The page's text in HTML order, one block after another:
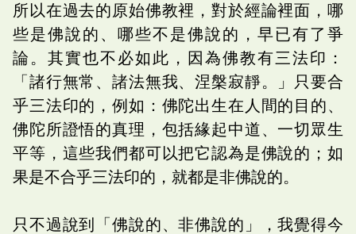
所以在過去的原始佛教裡，對於經論裡面，哪
些是佛說的、哪些不是佛說的，早已有了爭
論。其實也不必如此，因為佛教有三法印：
「諸行無常、諸法無我、涅槃寂靜。」只要合
乎三法印的，例如：佛陀出生在人間的目的、
佛陀所證悟的真理，包括緣起中道、一切眾生
平等，這些我們都可以把它認為是佛說的；如
果是不合乎三法印的，就都是非佛說的。
只不過說到「佛說的、非佛說的」，我覺得今